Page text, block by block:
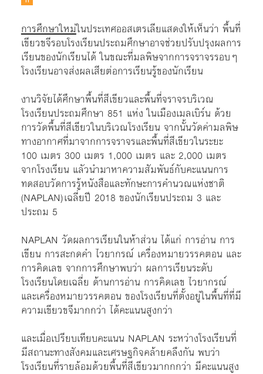
การศึกษาใหม่ในประเทศออสเตรเลียแสดงให้เห็นว่า พื้นที่
เขียวขจีรอบโรงเรียนประถมศึกษาอาจช่วยปรับปรุงผลการ
เรียนของนักเรียนได้ ในขณะที่มลพิษจากการจราจรรอบๆ
โรงเรียนอาจส่งผลเสียต่อการเรียนรู้ของนักเรียน
งานวิจัยได้ศึกษาพื้นที่สีเขียวและพื้นที่จราจรบริเวณ
โรงเรียนประถมศึกษา 851 แห่ง ในเมืองเมลเบิร์น ด้วย
การวัดพื้นที่สีเขียวในบริเวณโรงเรียน จากนั้นวัดค่ามลพิษ
ทางอากาศที่มาจากการจราจรและพื้นที่สีเขียวในระยะ
100 เมตร 300 เมตร 1,000 เมตร และ 2,000 เมตร
จากโรงเรียน แลัวนำมาหาความสัมพันธ์กับคะแนนการ
ทดสอบวัดการรู้หนังสือและทักษะการคำนวณแห่งชาติ
(NAPLAN) เฉลี่ยปี 2018 ของนักเรียนประถม 3 และ
ประถม 5
NAPLAN วัดผลการเรียนในห้าส่วน ได้แก่ การอ่าน การ
เขียน การสะกดคำ ไวยากรณ์ เครื่องหมายวรรคตอน และ
การคิดเลข จากการศึกษาพบว่า ผลการเรียนระดับ
โรงเรียนโดยเฉลี่ย ด้านการอ่าน การคิดเลข ไวยากรณ์
และเครื่องหมายวรรคตอน ของโรงเรียนที่ตั้งอยู่ในพื้นที่ที่มี
ความเขียวขจีมากกว่า ได้คะแนนสูงกว่า
และเมื่อเปรียบเทียบคะแนน NAPLAN ระหว่างโรงเรียนที่
มีสถานะทางสังคมและเศรษฐกิจคล้ายคลึงกัน พบว่า
โรงเรียนที่รายล้อมด้วยพื้นที่สีเขียวมากกกว่า มีคะแนนสูง